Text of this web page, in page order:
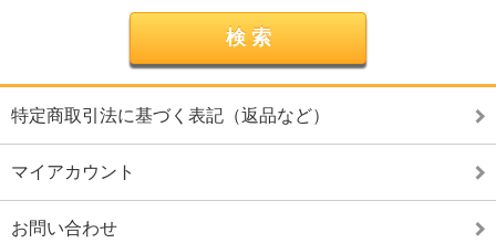
特定商取引法に基づく表記（返品など）
マイアカウント
お問い合わせ